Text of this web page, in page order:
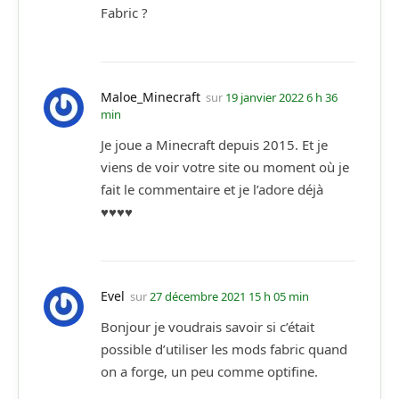
Fabric ?
Maloe_Minecraft sur 19 janvier 2022 6 h 36
min
Je joue a Minecraft depuis 2015. Et je
viens de voir votre site ou moment où je
fait le commentaire et je l’adore déjà
♥️♥️♥️♥️
Evel sur27 décembre 2021 15 h 05 min
Bonjour je voudrais savoir si c’était
possible d’utiliser les mods fabric quand
on a forge, un peu comme optifine.